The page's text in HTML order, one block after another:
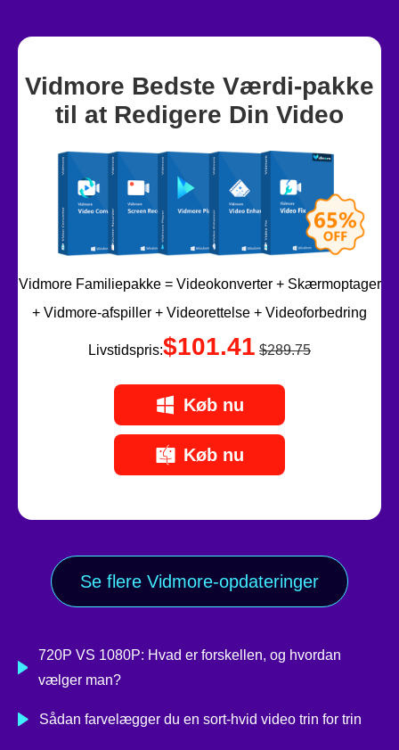
Vidmore Bedste Værdi-pakke
til at Redigere Din Video
Vidmore Familiepakke = Videokonverter + Skærmoptager
+ Vidmore-afspiller + Videorettelse + Videoforbedring
Livstidspris:$101.41 $289.75
Køb nu
Køb nu
Se flere Vidmore-opdateringer
720P VS 1080P: Hvad er forskellen, og hvordan
vælger man?
Sådan farvelægger du en sort-hvid video trin for trin